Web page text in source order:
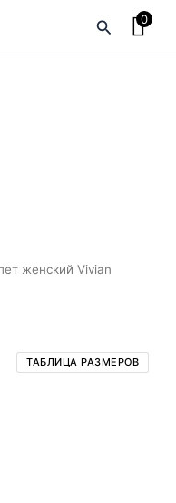
Поиск0
женский Vivian
р..
ТАБЛИЦА РАЗМЕРОВ